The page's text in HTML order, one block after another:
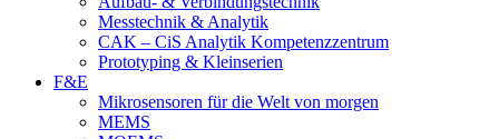
Messtechnik & Analytik
CAK – CiS Analytik Kompetenzzentrum
Prototyping & Kleinserien
F&E
Mikrosensoren für die Welt von morgen
MEMS